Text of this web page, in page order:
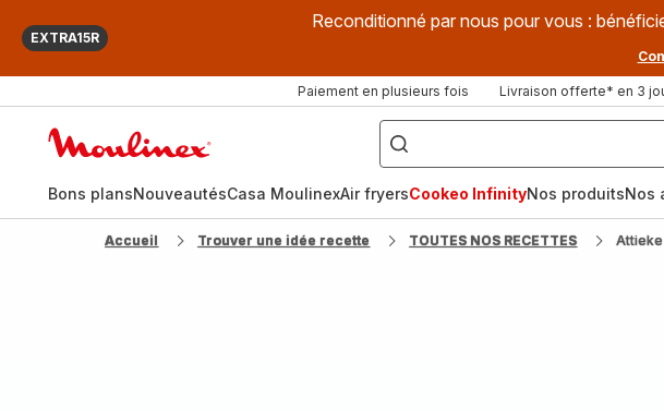
EXTRA15R
Reconditionné par nous pour vous :
Paiement en plusieurs fois Livraison offerte* en 3
["Que
recherchez-
vous
?",
fryer",
"Companion"]
Bons plansNouveautésCasa MoulinexAir fryersCookeo InfinityNos produitsNos
Accueil Trouver une idée recette TOUTES NOS RECETTES Attieke